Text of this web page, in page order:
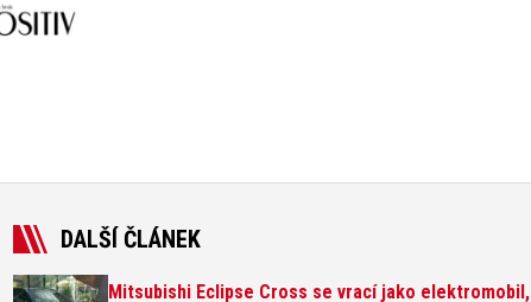
DALŠÍ ČLÁNEK
Mitsubishi Eclipse Cross se vrací jako elektromobil,